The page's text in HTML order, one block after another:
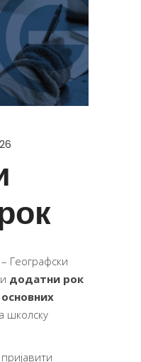
Географски
додатни рок
основних
школску